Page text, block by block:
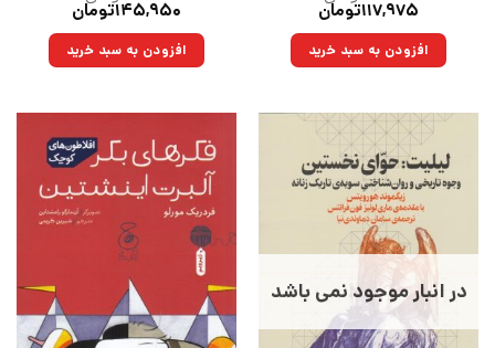
قیمت
۱۶۵,۰۰۰تومان
بود.
۱۱۷,۹۷۵تومان
۱۱۷,۹۷۵تومان.افزودن به سبد خرید
قیمت
۲۱۰,۰۰۰تومان
بود.
۱۴۵,۹۵۰تومان
۱۴۵,۹۵۰تومان.افزودن به سبد خرید
در انبار موجود نمی باشد